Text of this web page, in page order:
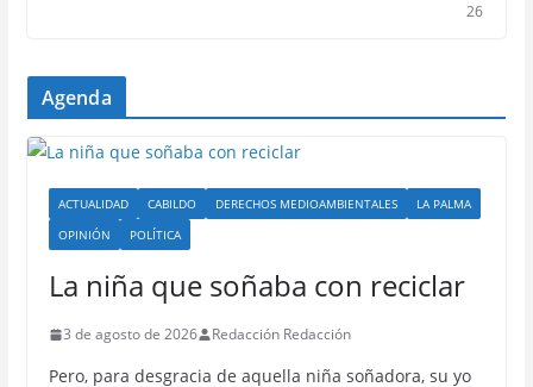
26
Agenda
ACTUALIDAD CABILDO DERECHOS MEDIOAMBIENTALES
LA PALMA
OPINIÓN
POLÍTICA
La niña que soñaba con reciclar
3 de agosto de 2026 Redacción Redacción
Pero, para desgracia de aquella niña soñadora, su yo